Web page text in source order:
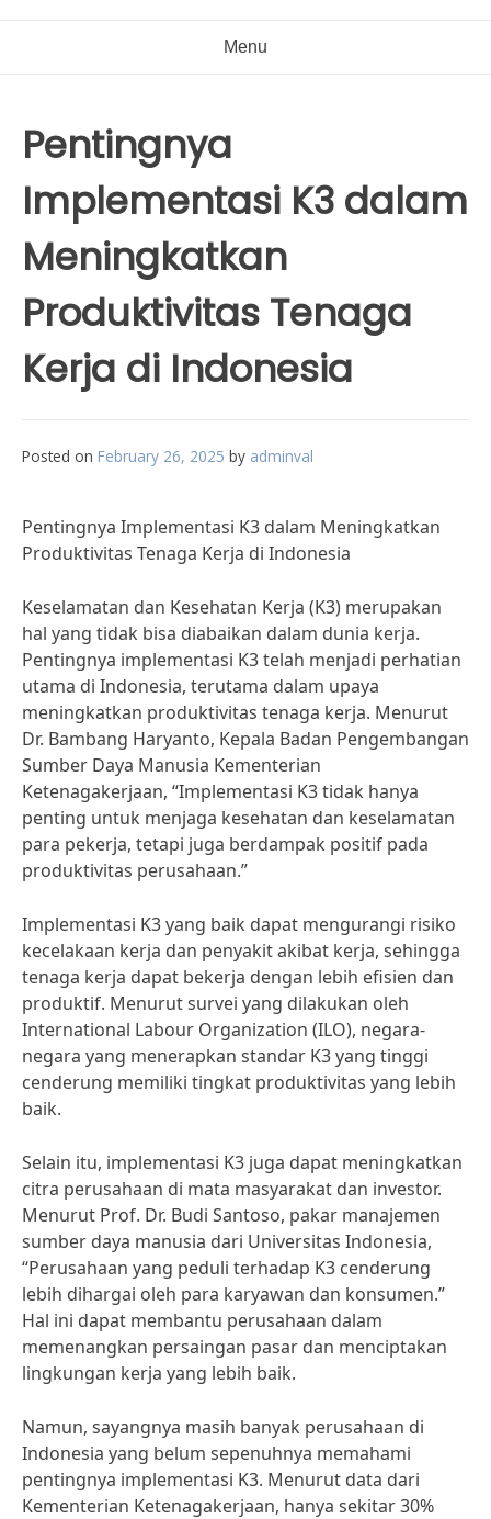
Menu
Pentingnya
Implementasi K3 dalam
Meningkatkan
Produktivitas Tenaga
Kerja di Indonesia
Posted on February 26, 2025 by adminval
Pentingnya Implementasi K3 dalam Meningkatkan
Produktivitas Tenaga Kerja di Indonesia
Keselamatan dan Kesehatan Kerja (K3) merupakan
hal yang tidak bisa diabaikan dalam dunia kerja.
Pentingnya implementasi K3 telah menjadi perhatian
utama di Indonesia, terutama dalam upaya
meningkatkan produktivitas tenaga kerja. Menurut
Dr. Bambang Haryanto, Kepala Badan Pengembangan
Sumber Daya Manusia Kementerian
Ketenagakerjaan, “Implementasi K3 tidak hanya
penting untuk menjaga kesehatan dan keselamatan
para pekerja, tetapi juga berdampak positif pada
produktivitas perusahaan.”
Implementasi K3 yang baik dapat mengurangi risiko
kecelakaan kerja dan penyakit akibat kerja, sehingga
tenaga kerja dapat bekerja dengan lebih efisien dan
produktif. Menurut survei yang dilakukan oleh
International Labour Organization (ILO), negara-
negara yang menerapkan standar K3 yang tinggi
cenderung memiliki tingkat produktivitas yang lebih
baik.
Selain itu, implementasi K3 juga dapat meningkatkan
citra perusahaan di mata masyarakat dan investor.
Menurut Prof. Dr. Budi Santoso, pakar manajemen
sumber daya manusia dari Universitas Indonesia,
“Perusahaan yang peduli terhadap K3 cenderung
lebih dihargai oleh para karyawan dan konsumen.”
Hal ini dapat membantu perusahaan dalam
memenangkan persaingan pasar dan menciptakan
lingkungan kerja yang lebih baik.
Namun, sayangnya masih banyak perusahaan di
Indonesia yang belum sepenuhnya memahami
pentingnya implementasi K3. Menurut data dari
Kementerian Ketenagakerjaan, hanya sekitar 30%